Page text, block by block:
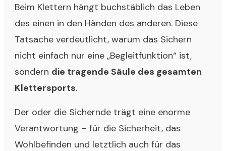
Beim Klettern hängt buchstäblich das Leben
des einen in den Händen des anderen. Diese
Tatsache verdeutlicht, warum das Sichern
nicht einfach nur eine „Begleitfunktion“ ist,
sondern die tragende Säule des gesamten
Klettersports.
Der oder die Sichernde trägt eine enorme
Verantwortung – für die Sicherheit, das
Wohlbefinden und letztlich auch für das